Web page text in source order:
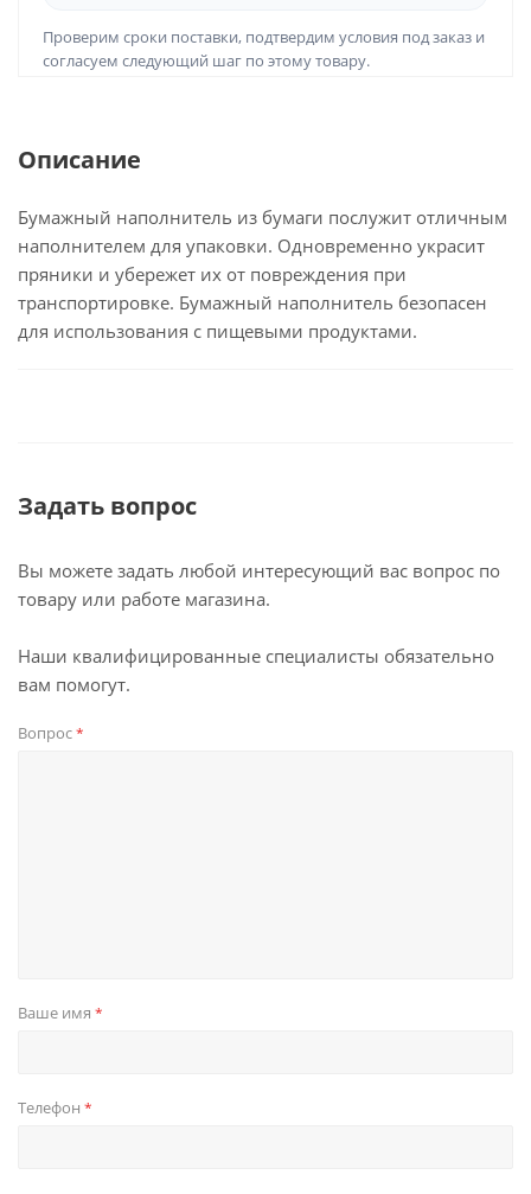
Проверим сроки поставки, подтвердим условия под заказ и
согласуем следующий шаг по этому товару.
Описание
Бумажный наполнитель из бумаги послужит отличным
наполнителем для упаковки. Одновременно украсит
пряники и убережет их от повреждения при
транспортировке. Бумажный наполнитель безопасен
для использования с пищевыми продуктами.
Задать вопрос
Вы можете задать любой интересующий вас вопрос по
товару или работе магазина.
Наши квалифицированные специалисты обязательно
вам помогут.
Вопрос*
Ваше имя *
Телефон *